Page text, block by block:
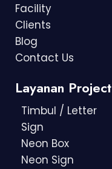
Facility
Clients
Blog
Contact Us
Layanan Project
Timbul / Letter
Sign
Neon Box
Neon Sign